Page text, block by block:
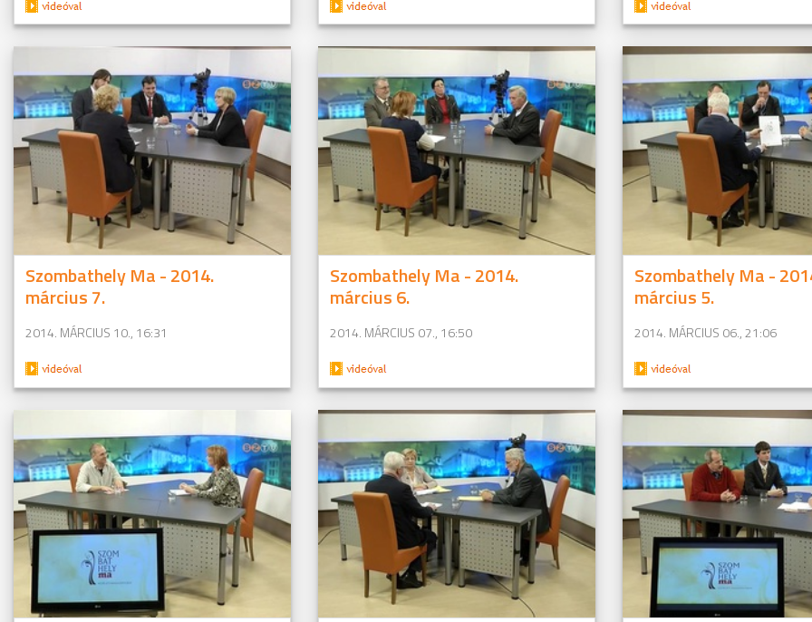
Szombathely Ma - 2014.
március 7.
2014. MÁRCIUS 10., 16:31
Szombathely Ma - 2014.
március 6.
2014. MÁRCIUS 07., 16:50
Szombathely Ma -
március 5.
2014. MÁRCIUS 06., 21:06